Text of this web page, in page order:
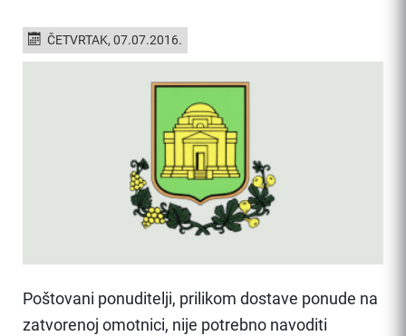
ČETVRTAK, 07.07.2016.
Poštovani ponuditelji, prilikom dostave ponude na
zatvorenoj omotnici, nije potrebno navoditi